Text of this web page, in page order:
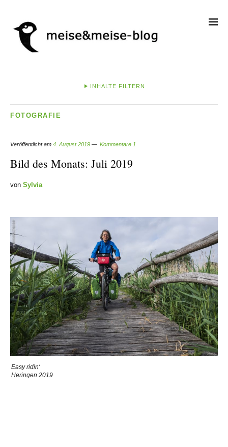
INHALTE FILTERN
FOTOGRAFIE
Veröffentlicht am 4. August 2019 Kommentare 1
Bild des Monats: Juli 2019
von Sylvia
Easy ridin‘
Heringen 2019